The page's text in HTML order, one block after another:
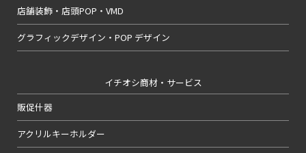
店舗装飾・店頭POP・VMD
グラフィックデザイン・POP デザイン
イチオシ商材・サービス
販促什器
アクリルキーホルダー